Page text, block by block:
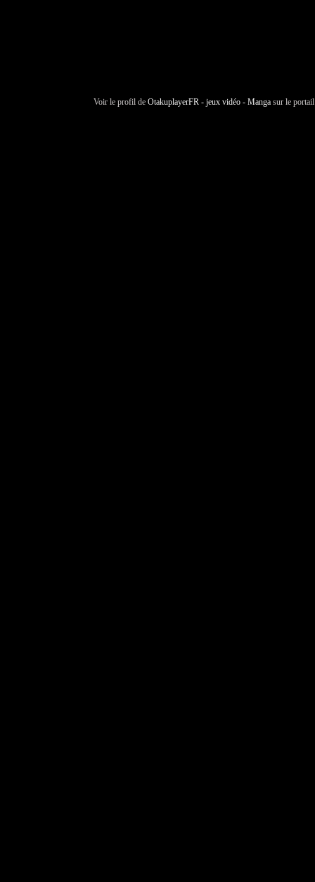
Voir le profil de OtakuplayerFR - jeux vidéo - Manga sur le